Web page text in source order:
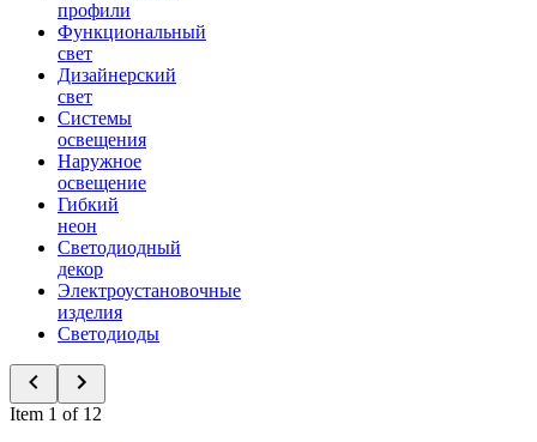
профили
Функциональный
свет
Дизайнерский
свет
Системы
освещения
Наружное
освещение
Гибкий
неон
Светодиодный
декор
Электроустановочные
изделия
Светодиоды
Item 1 of 12